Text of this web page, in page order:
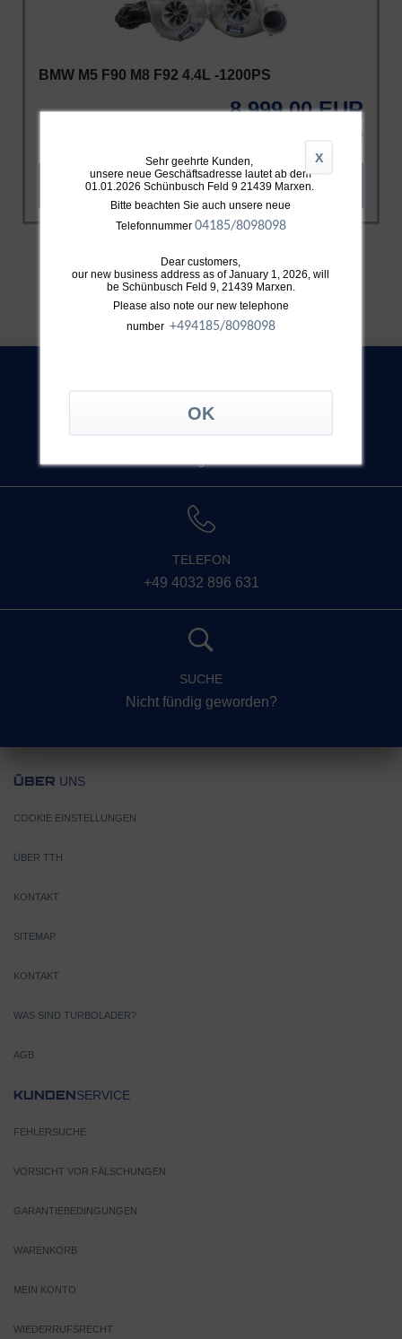
BMW M5 F90 M8 F92 4.4L -1200PS
8.999,00 EUR
ZUM PRODUKT
X
Sehr geehrte Kunden,
unsere neue Geschäftsadresse lautet ab dem
01.01.2026 Schünbusch Feld 9 21439 Marxen.
Bitte beachten Sie auch unsere neue
Telefonnummer 04185/8098098
Dear customers,
our new business address as of January 1, 2026, will
be Schünbusch Feld 9, 21439 Marxen.
Please also note our new telephone
number +494185/8098098
TELEFON
+49 4032 896 631
SUCHE
Nicht fündig geworden?
ÜBER UNS
COOKIE EINSTELLUNGEN
ÜBER TTH
KONTAKT
SITEMAP
KONTAKT
WAS SIND TURBOLADER?
AGB
KUNDENSERVICE
FEHLERSUCHE
VORSICHT VOR FÄLSCHUNGEN
GARANTIEBEDINGUNGEN
WARENKORB
MEIN KONTO
WIEDERRUFSRECHT